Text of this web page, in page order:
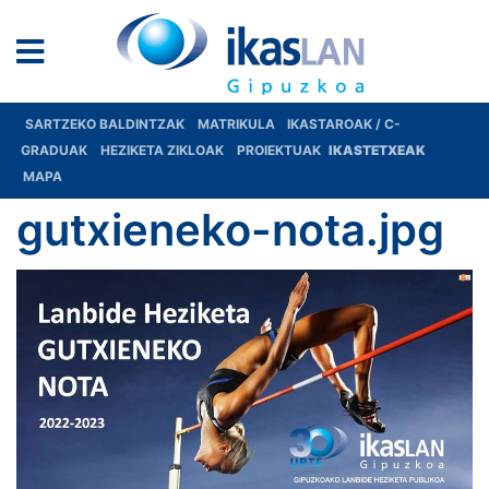
SARTZEKO BALDINTZAK MATRIKULA
IKASTAROAK / C-
GRADUAK
HEZIKETA ZIKLOAK PROIEKTUAK IKASTETXEAK
MAPA
gutxieneko-nota.jpg